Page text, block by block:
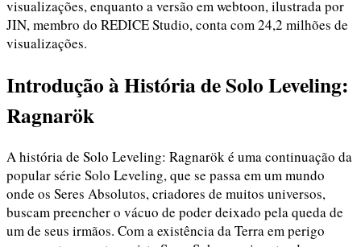
visualizações, enquanto a versão em webtoon, ilustrada por
JIN, membro do REDICE Studio, conta com 24,2 milhões de
visualizações.
Introdução à História de Solo Leveling:
Ragnarök
A história de Solo Leveling: Ragnarök é uma continuação da
popular série Solo Leveling, que se passa em um mundo
onde os Seres Absolutos, criadores de muitos universos,
buscam preencher o vácuo de poder deixado pela queda de
um de seus irmãos. Com a existência da Terra em perigo